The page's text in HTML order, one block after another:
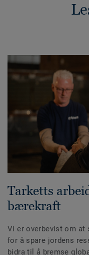
Tarketts
bærekraft
Vi er overbevist om
for å spare jordens
bidra til å bremse